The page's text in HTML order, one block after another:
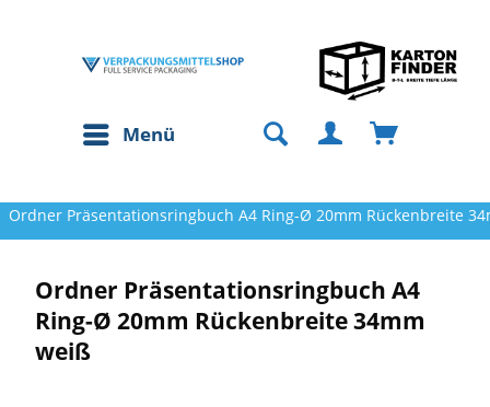
Menü
Ordner Präsentationsringbuch A4 Ring-Ø 20mm Rückenbreite
Ordner Präsentationsringbuch A4
Ring-Ø 20mm Rückenbreite 34mm
weiß